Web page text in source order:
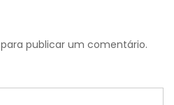
para publicar um comentário.